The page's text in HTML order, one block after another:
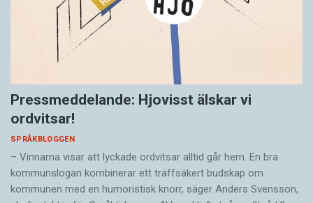
Pressmeddelande: Hjovisst älskar vi
ordvitsar!
SPRÅKBLOGGEN
– Vinnarna visar att lyckade ordvitsar alltid går hem. En bra
kommunslogan kombinerar ett träffsäkert budskap om
kommunen med en humoristisk knorr, säger Anders Svensson,